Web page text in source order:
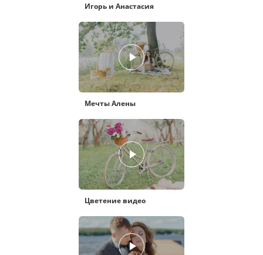
Игорь и Анастасия
Мечты Алены
Цветение видео